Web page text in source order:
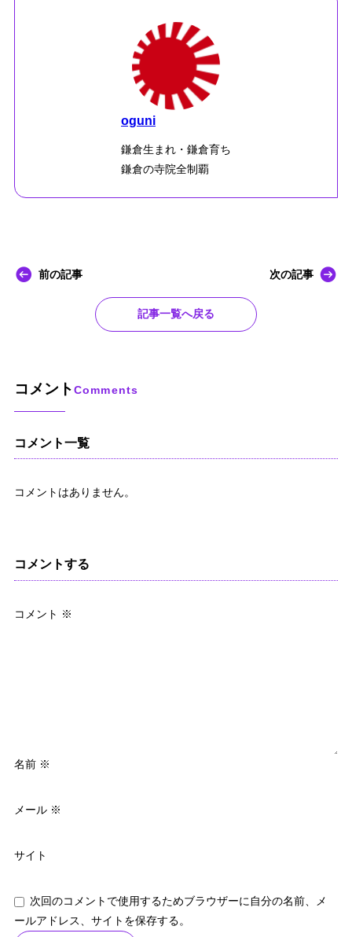
oguni
鎌倉生まれ・鎌倉育ち
鎌倉の寺院全制覇
前の記事
記事一覧へ戻る
次の記事
コメントComments
コメント一覧
コメントはありません。
コメントする
コメント ※
名前 ※
メール ※
サイト
次回のコメントで使用するためブラウザーに自分の名前、メ
ールアドレス、サイトを保存する。